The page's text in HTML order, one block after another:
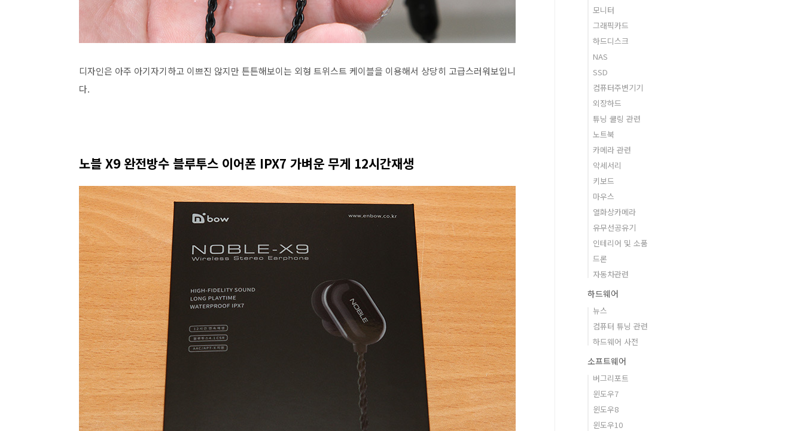
디자인은 아주 아기자기하고 이쁘진 않지만 튼튼해보이는 외형 트위스트 케이블을 이용해서 상당히 고급스러워보입니
다.
노블 X9 완전방수 블루투스 이어폰 IPX7 가벼운 무게 12시간재생
모니터
그래픽카드
하드디스크
NAS
SSD
컴퓨터주변기기
외장하드
튜닝 쿨링 관련
노트북
카메라 관련
악세서리
키보드
마우스
열화상카메라
유무선공유기
인테리어 및 소품
드론
자동차관련
하드웨어
뉴스
컴퓨터 튜닝 관련
하드웨어 사전
소프트웨어
버그리포트
윈도우7
윈도우8
윈도우10